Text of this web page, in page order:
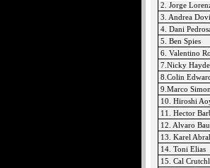
2. Jorge
3. Andrea
4. Dani
5. Ben Spies
6. Valentino
7.Nicky
8.Colin
9.Marco
10. Hiroshi
11. Hector
12. Alvaro
13. Karel
14. Toni Elias
15. Cal